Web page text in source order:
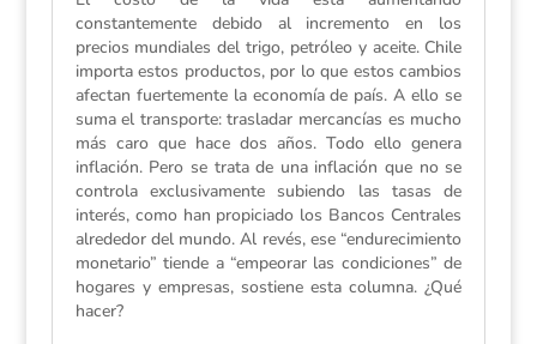
constantemente debido al incremento en los
precios mundiales del trigo, petróleo y aceite. Chile
importa estos productos, por lo que estos cambios
afectan fuertemente la economía de país. A ello se
suma el transporte: trasladar mercancías es mucho
más caro que hace dos años. Todo ello genera
inflación. Pero se trata de una inflación que no se
controla exclusivamente subiendo las tasas de
interés, como han propiciado los Bancos Centrales
alrededor del mundo. Al revés, ese “endurecimiento
monetario” tiende a “empeorar las condiciones” de
hogares y empresas, sostiene esta columna. ¿Qué
hacer?